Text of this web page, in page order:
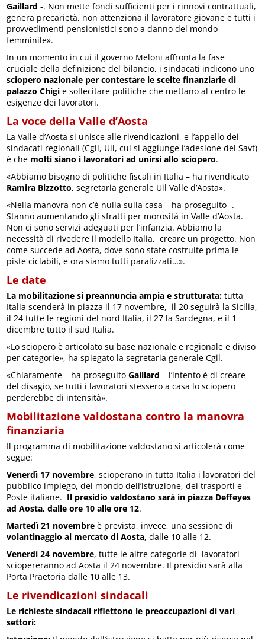
Gaillard-. Non mette fondi sufficienti per i rinnovi contrattuali,
genera precarietà, non attenziona il lavoratore giovane e tutti i
provvedimenti pensionistici sono a danno del mondo
femminile».
In un momento in cui il governo Meloni affronta la fase
cruciale della definizione del bilancio, i sindacati indicono uno
sciopero nazionale per contestare le scelte finanziarie di
palazzo Chigie sollecitare politiche che mettano al centro le
esigenze dei lavoratori.
La voce della Valle d’Aosta
La Valle d’Aosta si unisce alle rivendicazioni, e l’appello dei
sindacati regionali (Cgil, Uil, cui si aggiunge l’adesione del Savt)
è che molti siano i lavoratori ad unirsi allo sciopero.
«Abbiamo bisogno di politiche fiscali in Italia – ha rivendicato
Ramira Bizzotto, segretaria generale Uil Valle d’Aosta».
«Nella manovra non c’è nulla sulla casa – ha proseguito -.
Stanno aumentando gli sfratti per morosità in Valle d’Aosta.
Non ci sono servizi adeguati per l’infanzia. Abbiamo la
necessità di rivedere il modello Italia, creare un progetto. Non
come succede ad Aosta, dove sono state costruite prima le
piste ciclabili, e ora siamo tutti paralizzati…».
Le date
La mobilitazione si preannuncia ampia e strutturata: tutta
Italia scenderà in piazza il 17 novembre, il 20 seguirà la Sicilia,
il 24 tutte le regioni del nord Italia, il 27 la Sardegna, e il 1
dicembre tutto il sud Italia.
«Lo sciopero è articolato su base nazionale e regionale e diviso
per categorie», ha spiegato la segretaria generale Cgil.
«Chiaramente – ha proseguitoGaillard – l’intento è di creare
del disagio, se tutti i lavoratori stessero a casa lo sciopero
perderebbe di intensità».
Mobilitazione valdostana contro la manovra
finanziaria
Il programma di mobilitazione valdostano si articolerà come
segue:
Venerdì 17 novembre, scioperano in tutta Italia i lavoratori del
pubblico impiego, del mondo dell’istruzione, dei trasporti e
Poste italiane. Il presidio valdostano sarà in piazza Deffeyes
ad Aosta, dalle ore 10 alle ore 12.
Martedì 21 novembre è prevista, invece, una sessione di
volantinaggio al mercato di Aosta, dalle 10 alle 12.
Venerdì 24 novembre, tutte le altre categorie di lavoratori
sciopereranno ad Aosta il 24 novembre. Il presidio sarà alla
Porta Praetoria dalle 10 alle 13.
Le rivendicazioni sindacali
Le richieste sindacali riflettono le preoccupazioni di vari
settori: